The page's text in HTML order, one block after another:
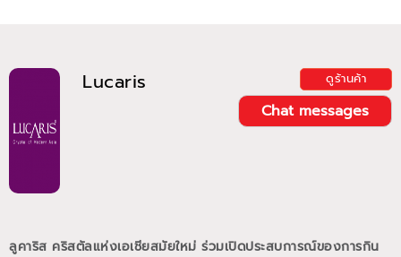
Lucaris ดูร้านค้า
Chat messages
ลูคาริส คริสตัลแห่งเอเชียสมัยใหม่ ร่วมเปิดประสบการณ์ของการกิน